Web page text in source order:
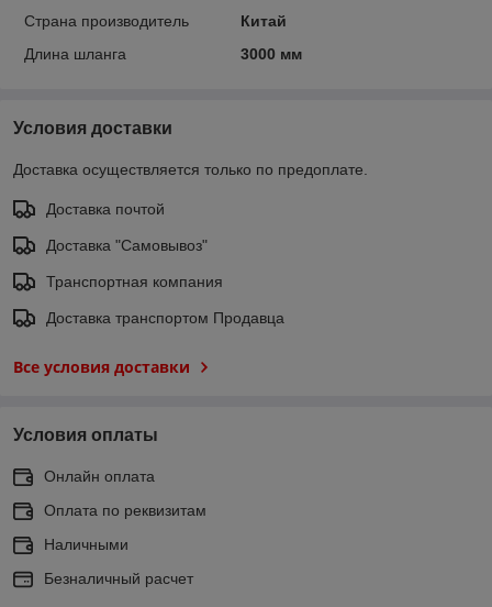
Страна производитель
Китай
Длина шланга
3000 мм
Условия доставки
Доставка осуществляется только по предоплате.
Доставка почтой
Доставка "Самовывоз"
Транспортная компания
Доставка транспортом Продавца
Все условия доставки
Условия оплаты
Онлайн оплата
Оплата по реквизитам
Наличными
Безналичный расчет